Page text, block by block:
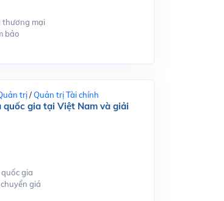
thương mại
bảo
trị/Quản trị Tài chính
gia tại Việt Nam và giải
gia
giá